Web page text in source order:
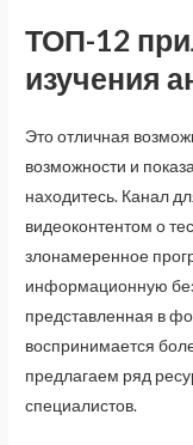
ТОП-12
изучения
Это отличная
возможности и
находитесь. Канал
видеоконтентом о
злонамеренное
информационную
представленная в
воспринимается
предлагаем ряд
специалистов.